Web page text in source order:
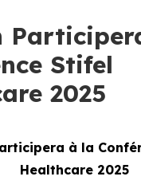
Stifel
2025
à la
Healthcare 2025